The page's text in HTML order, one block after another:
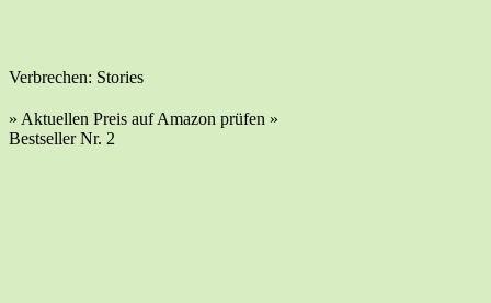
Ver­bre­chen: Stories
» Aktu­el­len Preis auf Ama­zon prü­fen »
Best­sel­ler Nr. 2